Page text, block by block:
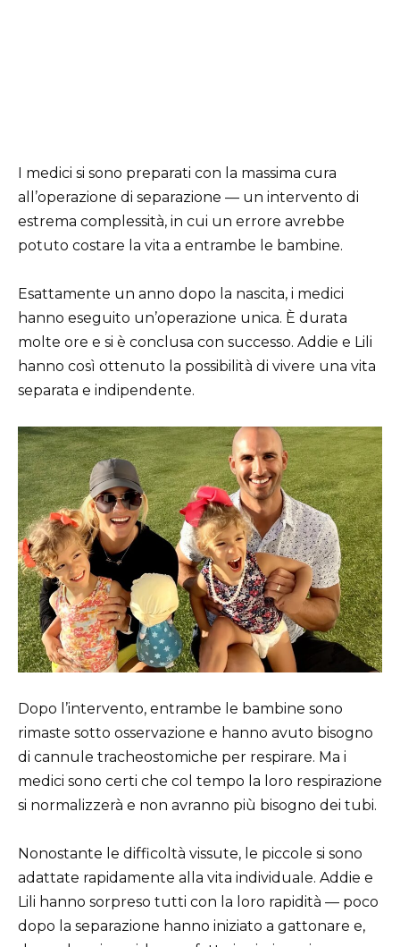
I medici si sono preparati con la massima cura
all’operazione di separazione — un intervento di
estrema complessità, in cui un errore avrebbe
potuto costare la vita a entrambe le bambine.
Esattamente un anno dopo la nascita, i medici
hanno eseguito un’operazione unica. È durata
molte ore e si è conclusa con successo. Addie e Lili
hanno così ottenuto la possibilità di vivere una vita
separata e indipendente.
Dopo l’intervento, entrambe le bambine sono
rimaste sotto osservazione e hanno avuto bisogno
di cannule tracheostomiche per respirare. Ma i
medici sono certi che col tempo la loro respirazione
si normalizzerà e non avranno più bisogno dei tubi.
Nonostante le difficoltà vissute, le piccole si sono
adattate rapidamente alla vita individuale. Addie e
Lili hanno sorpreso tutti con la loro rapidità — poco
dopo la separazione hanno iniziato a gattonare e,